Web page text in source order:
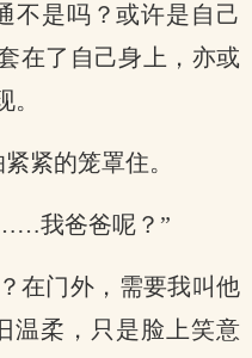
不是吗？或许是自己
在了自己身上，亦或
紧的笼罩住。
我爸爸呢？”
在门外，需要我叫他
温柔，只是脸上笑意